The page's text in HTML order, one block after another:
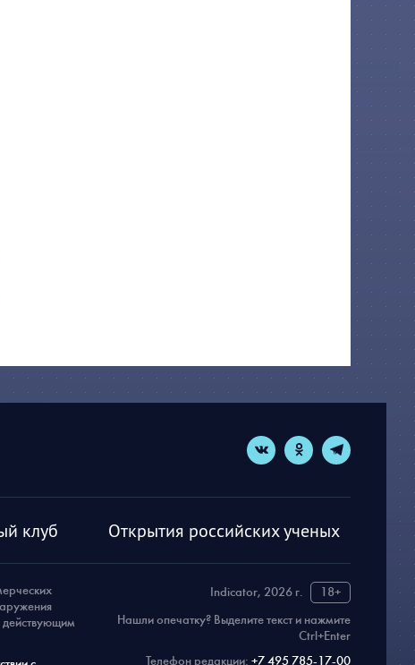
клуб Открытия российских ученых
Indicator, 2026 г.
18+
Нашли опечатку? Выделите текст и нажмите
Ctrl+Enter
Телефон редакции: +7 495 785-17-00
действующим